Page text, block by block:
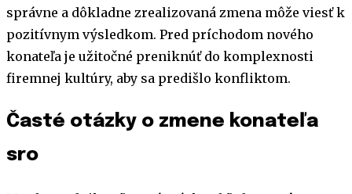
správne a dôkladne zrealizovaná zmena môže viesť k
pozitívnym výsledkom. Pred príchodom nového
konateľa je užitočné preniknúť do komplexnosti
firemnej kultúry, aby sa predišlo konfliktom.
Časté otázky o zmene konateľa
sro